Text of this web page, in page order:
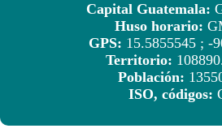
Capital Guatemala:
Huso horario:
GPS: 15.5855545 ; -
Territorio:
Población:
ISO, códigos: